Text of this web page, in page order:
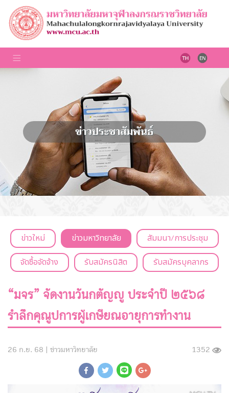
ข่าวประชาสัมพันธ์
ข่าวใหม่ ข่าวมหาวิทยาลัย
สัมมนา/การประชุม
จัดซื้อจัดจ้าง
รับสมัครนิสิต รับสมัครบุคลากร
“มจร” จัดงานวันกตัญญู ประจำปี ๒๕๖๘
รำลึกคุณูปการผู้เกษียณอายุการทำงาน
26 ก.ย. 68 | ข่าวมหาวิทยาลัย 1352